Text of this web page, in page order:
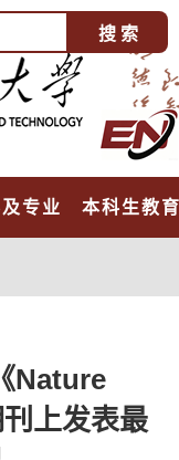
专业 本科生教
Nature
上发表最